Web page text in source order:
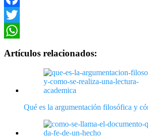
Facebook
Twitter
Artículos relacionados:
Qué es la argumentación filosófica y